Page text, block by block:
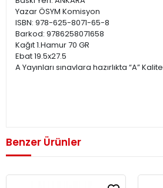
Yazar ÖSYM Komisyon
ISBN: 978-625-8071-65-8
Barkod: 9786258071658
Kağıt 1.Hamur 70 GR
Ebat 19.5x27.5
A Yayınları sınavlara hazırlıkta “A” Kalite
Benzer Ürünler